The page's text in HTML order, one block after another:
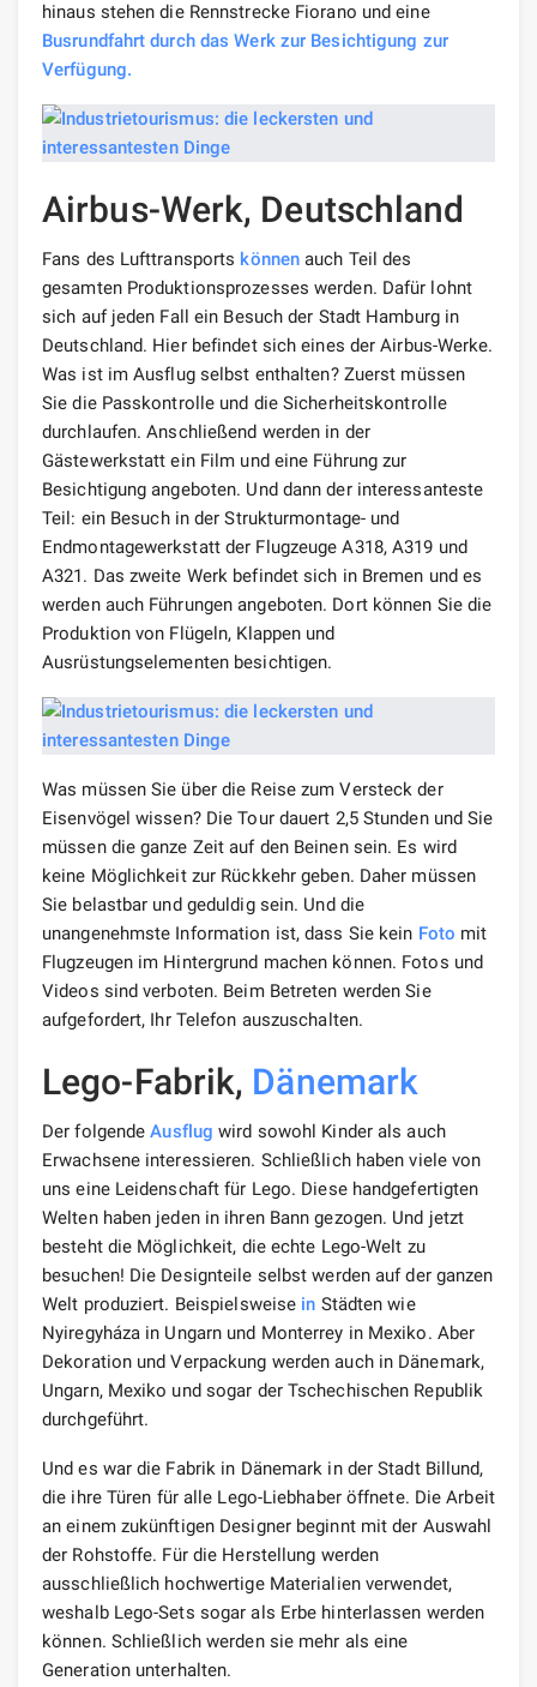
hinaus stehen die Rennstrecke Fiorano und eine
Busrundfahrt durch das Werk zur Besichtigung zur
Verfügung.
Airbus-Werk, Deutschland
Fans des Lufttransports können auch Teil des
gesamten Produktionsprozesses werden. Dafür lohnt
sich auf jeden Fall ein Besuch der Stadt Hamburg in
Deutschland. Hier befindet sich eines der Airbus-Werke.
Was ist im Ausflug selbst enthalten? Zuerst müssen
Sie die Passkontrolle und die Sicherheitskontrolle
durchlaufen. Anschließend werden in der
Gästewerkstatt ein Film und eine Führung zur
Besichtigung angeboten. Und dann der interessanteste
Teil: ein Besuch in der Strukturmontage- und
Endmontagewerkstatt der Flugzeuge A318, A319 und
A321. Das zweite Werk befindet sich in Bremen und es
werden auch Führungen angeboten. Dort können Sie die
Produktion von Flügeln, Klappen und
Ausrüstungselementen besichtigen.
Was müssen Sie über die Reise zum Versteck der
Eisenvögel wissen? Die Tour dauert 2,5 Stunden und Sie
müssen die ganze Zeit auf den Beinen sein. Es wird
keine Möglichkeit zur Rückkehr geben. Daher müssen
Sie belastbar und geduldig sein. Und die
unangenehmste Information ist, dass Sie kein Foto mit
Flugzeugen im Hintergrund machen können. Fotos und
Videos sind verboten. Beim Betreten werden Sie
aufgefordert, Ihr Telefon auszuschalten.
Lego-Fabrik, Dänemark
Der folgendeAusflug wird sowohl Kinder als auch
Erwachsene interessieren. Schließlich haben viele von
uns eine Leidenschaft für Lego. Diese handgefertigten
Welten haben jeden in ihren Bann gezogen. Und jetzt
besteht die Möglichkeit, die echte Lego-Welt zu
besuchen! Die Designteile selbst werden auf der ganzen
Welt produziert. Beispielsweise in Städten wie
Nyiregyháza in Ungarn und Monterrey in Mexiko. Aber
Dekoration und Verpackung werden auch in Dänemark,
Ungarn, Mexiko und sogar der Tschechischen Republik
durchgeführt.
Und es war die Fabrik in Dänemark in der Stadt Billund,
die ihre Türen für alle Lego-Liebhaber öffnete. Die Arbeit
an einem zukünftigen Designer beginnt mit der Auswahl
der Rohstoffe. Für die Herstellung werden
ausschließlich hochwertige Materialien verwendet,
weshalb Lego-Sets sogar als Erbe hinterlassen werden
können. Schließlich werden sie mehr als eine
Generation unterhalten.